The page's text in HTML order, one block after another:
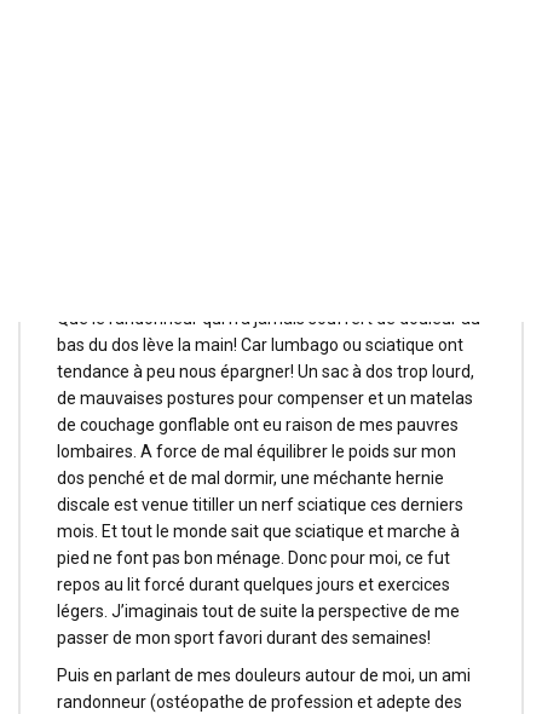
Que le randonneur qui n’a jamais souffert de douleur au
bas du dos lève la main! Car lumbago ou sciatique ont
tendance à peu nous épargner! Un sac à dos trop lourd,
de mauvaises postures pour compenser et un matelas
de couchage gonflable ont eu raison de mes pauvres
lombaires. A force de mal équilibrer le poids sur mon
dos penché et de mal dormir, une méchante hernie
discale est venue titiller un nerf sciatique ces derniers
mois. Et tout le monde sait que sciatique et marche à
pied ne font pas bon ménage. Donc pour moi, ce fut
repos au lit forcé durant quelques jours et exercices
légers. J’imaginais tout de suite la perspective de me
passer de mon sport favori durant des semaines!
Puis en parlant de mes douleurs autour de moi, un ami
randonneur (ostéopathe de profession et adepte des